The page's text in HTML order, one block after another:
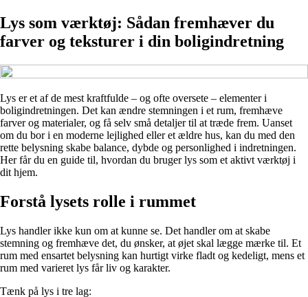
Lys som værktøj: Sådan fremhæver du
farver og teksturer i din boligindretning
Lys er et af de mest kraftfulde – og ofte oversete – elementer i
boligindretningen. Det kan ændre stemningen i et rum, fremhæve
farver og materialer, og få selv små detaljer til at træde frem. Uanset
om du bor i en moderne lejlighed eller et ældre hus, kan du med den
rette belysning skabe balance, dybde og personlighed i indretningen.
Her får du en guide til, hvordan du bruger lys som et aktivt værktøj i
dit hjem.
Forstå lysets rolle i rummet
Lys handler ikke kun om at kunne se. Det handler om at skabe
stemning og fremhæve det, du ønsker, at øjet skal lægge mærke til. Et
rum med ensartet belysning kan hurtigt virke fladt og kedeligt, mens et
rum med varieret lys får liv og karakter.
Tænk på lys i tre lag: